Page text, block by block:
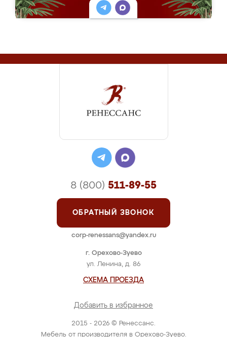
2015 - 2026 © Ренессанс.
Мебель от производителя в Орехово-Зуево.
г. Орехово-Зуево
ул. Ленина, д. 86
СХЕМА ПРОЕЗДА
Добавить в избранное
8 (800) 511-89-55
ОБРАТНЫЙ ЗВОНОК
corp-renessans@yandex.ru